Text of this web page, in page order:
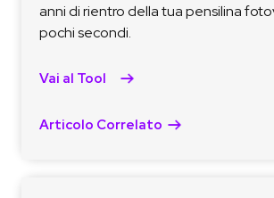
anni di rientro della tua pensilina
pochi secondi.
Vai al Tool
Articolo Correlato